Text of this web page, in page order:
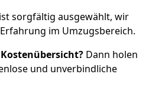
ist sorgfältig ausgewählt, wir
im Umzugsbereich.
Kostenübersicht? Dann holen
und unverbindliche